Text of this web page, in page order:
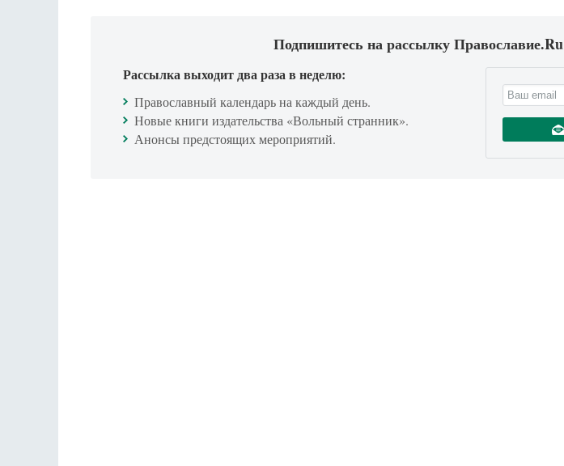
Подпишитесь на рассылку Православие.Ru
Рассылка выходит два раза в неделю:
Православный календарь на каждый день.
Новые книги издательства «Вольный странник».
Анонсы предстоящих мероприятий.